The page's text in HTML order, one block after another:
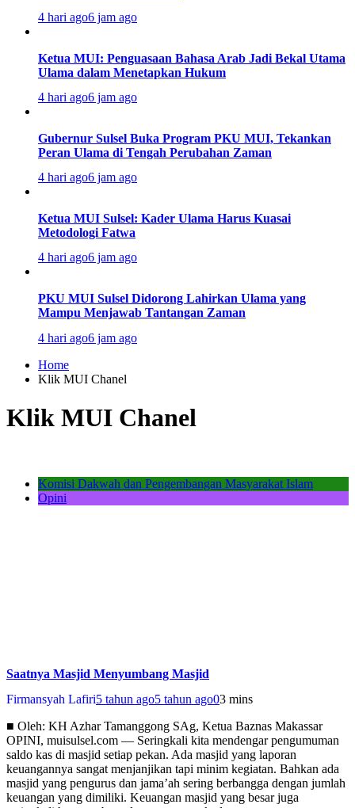
4 hari ago6 jam ago
Ketua MUI: Penguasaan Bahasa Arab Jadi Bekal Utama
Ulama dalam Menetapkan Hukum
4 hari ago6 jam ago
Gubernur Sulsel Buka Program PKU MUI, Tekankan
Peran Ulama di Tengah Perubahan Zaman
4 hari ago6 jam ago
Ketua MUI Sulsel: Kader Ulama Harus Kuasai
Metodologi Fatwa
4 hari ago6 jam ago
PKU MUI Sulsel Didorong Lahirkan Ulama yang
Mampu Menjawab Tantangan Zaman
4 hari ago6 jam ago
Home
Klik MUI Chanel
Klik MUI Chanel
Komisi Dakwah dan Pengembangan Masyarakat Islam
Opini
Saatnya Masjid Menyumbang Masjid
Firmansyah Lafiri5 tahun ago5 tahun ago03 mins
■ Oleh: KH Azhar Tamanggong SAg, Ketua Baznas Makassar
OPINI, muisulsel.com — Seringkali kita mendengar pengumuman
saldo kas di masjid setiap pekan. Ada masjid yang laporan
keuangannya sangat menjanjikan tapi minim kegiatan. Bahkan ada
masjid yang pengurus dan jama’ah sering berbangga dengan jumlah
keuangan yang dimiliki. Keuangan masjid yang besar juga